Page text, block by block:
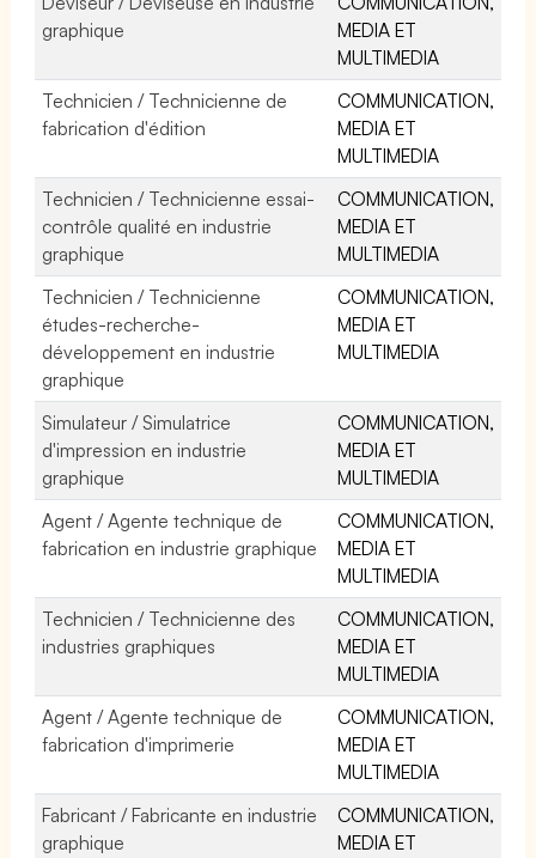
graphique
MEDIA ET
MULTIMEDIA
Technicien / Technicienne de
fabrication d'édition
COMMUNICATION,
MEDIA ET
MULTIMEDIA
Technicien / Technicienne essai-
contrôle qualité en industrie
graphique
COMMUNICATION,
MEDIA ET
MULTIMEDIA
Technicien / Technicienne
études-recherche-
développement en industrie
graphique
COMMUNICATION,
MEDIA ET
MULTIMEDIA
Simulateur / Simulatrice
d'impression en industrie
graphique
COMMUNICATION,
MEDIA ET
MULTIMEDIA
Agent / Agente technique de
fabrication en industrie graphique
COMMUNICATION,
MEDIA ET
MULTIMEDIA
Technicien / Technicienne des
industries graphiques
COMMUNICATION,
MEDIA ET
MULTIMEDIA
Agent / Agente technique de
fabrication d'imprimerie
COMMUNICATION,
MEDIA ET
MULTIMEDIA
Fabricant / Fabricante en industrie
graphique
COMMUNICATION,
MEDIA ET